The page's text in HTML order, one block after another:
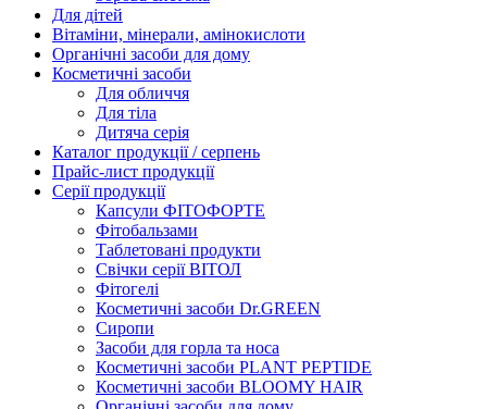
Для дітей
Вітаміни, мінерали, амінокислоти
Органічні засоби для дому
Косметичні засоби
Для обличчя
Для тіла
Дитяча серія
Каталог продукції / серпень
Прайс-лист продукції
Серії продукції
Капсули ФІТОФОРТЕ
Фітобальзами
Таблетовані продукти
Свічки серії ВІТОЛ
Фітогелі
Косметичні засоби Dr.GREEN
Сиропи
Засоби для горла та носа
Косметичні засоби PLANT PEPTIDE
Косметичні засоби BLOOMY HAIR